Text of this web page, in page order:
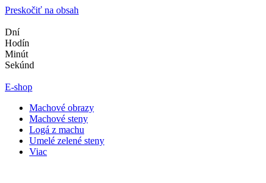
Preskočiť na obsah
Dní
Hodín
Minút
Sekúnd
E-shop
Machové obrazy
Machové steny
Logá z machu
Umelé zelené steny
Viac